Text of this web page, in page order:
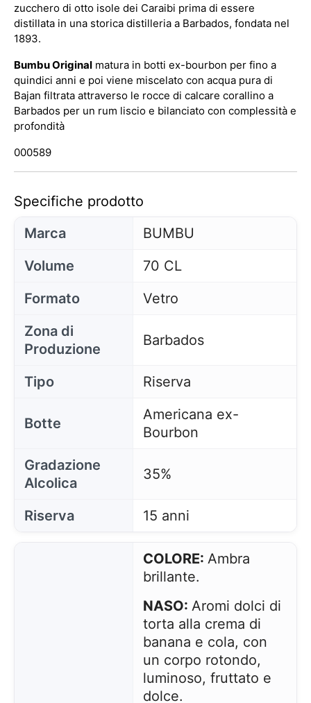
zucchero di otto isole dei Caraibi prima di essere
distillata in una storica distilleria a Barbados, fondata nel
1893.
Bumbu Original matura in botti ex-bourbon per fino a
quindici anni e poi viene miscelato con acqua pura di
Bajan filtrata attraverso le rocce di calcare corallino a
Barbados per un rum liscio e bilanciato con complessità e
profondità
000589
Specifiche prodotto
Marca
BUMBU
Volume
70 CL
Formato
Vetro
Zona di
Produzione
Barbados
Tipo Riserva
Botte
Americana ex-
Bourbon
Gradazione
Alcolica
35%
Riserva 15 anni
COLORE: Ambra
brillante.
NASO: Aromi dolci di
torta alla crema di
banana e cola, con
un corpo rotondo,
luminoso, fruttato e
dolce.